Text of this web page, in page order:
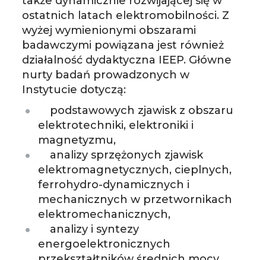
ostatnich latach elektromobilności. Z
wyżej wymienionymi obszarami
badawczymi powiązana jest również
działalność dydaktyczna IEEP. Główne
nurty badań prowadzonych w
Instytucie dotyczą:
podstawowych zjawisk z obszaru
elektrotechniki, elektroniki i
magnetyzmu,
analizy sprzężonych zjawisk
elektromagnetycznych, cieplnych,
ferrohydro-dynamicznych i
mechanicznych w przetwornikach
elektromechanicznych,
analizy i syntezy
energoelektronicznych